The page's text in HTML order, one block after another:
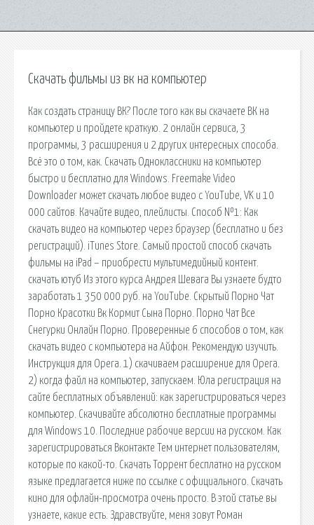
Скачать фильмы из вк на компьютер
Как создать страницу ВК? После того как вы скачаете ВК на
компьютер и пройдете краткую. 2 онлайн сервиса, 3
программы, 3 расширения и 2 других интересных способа.
Всё это о том, как. Скачать Одноклассники на компьютер
быстро и бесплатно для Windows. Freemake Video
Downloader может скачать любое видео с YouTube, VK и 10
000 сайтов. Качайте видео, плейлисты. Способ №1: Как
скачать видео на компьютер через браузер (бесплатно и без
регистраций). iTunes Store. Самый простой способ скачать
фильмы на iPad – приобрести мультимедийный контент.
скачать ютуб Из этого курса Андрея Шевага Вы узнаете будто
заработать 1 350 000 руб. на YouTube. Скрытый Порно Чат
Порно Красотки Вк Кормит Сына Порно. Порно Чат Все
Снегурки Онлайн Порно. Проверенные 6 способов о том, как
скачать видео с компьютера на Айфон. Рекомендую изучить.
Инструкция для Opera. 1) скачиваем расширение для Opera.
2) когда файл на компьютер, запускаем. Юла регистрация на
сайте бесплатных объявлений: как зарегистрироваться через
компьютер. Скачивайте абсолютно бесплатные программы
для Windows 10. Последние рабочие версии на русском. Как
зарегистрироваться Вконтакте Тем интернет пользователям,
которые по какой-то. Скачать Торрент бесплатно на русском
языке предлагается ниже по ссылке с официального. Скачать
кино для офлайн-просмотра очень просто. В этой статье вы
узнаете, какие есть. Здравствуйте, меня зовут Роман